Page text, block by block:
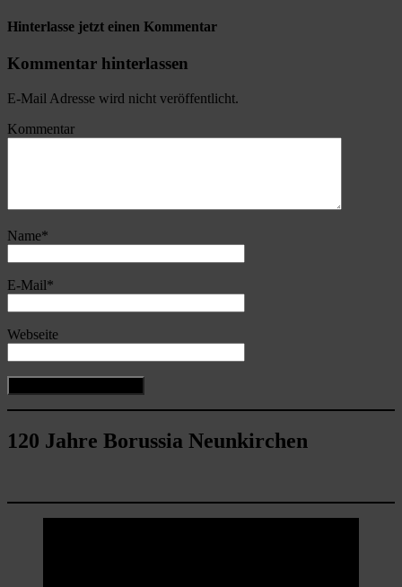
Hinterlasse jetzt einen Kommentar
Kommentar hinterlassen
E-Mail Adresse wird nicht veröffentlicht.
Kommentar
Name*
E-Mail*
Webseite
120 Jahre Borussia Neunkirchen